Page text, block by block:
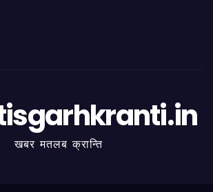
खबर मतलब क्रान्ति